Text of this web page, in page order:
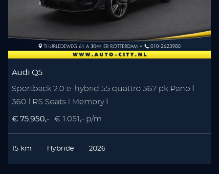
Audi Q5
Sportback 2.0 e-hybrid 55 quattro 367 pk Pano l
360 l RS Seats l Memory l
€ 75.950,- € 1.051,- p/m
15 km Hybride 2026